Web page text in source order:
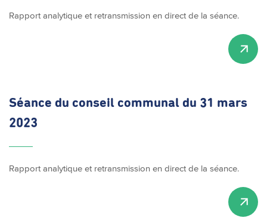
Rapport analytique et retransmission en direct de la séance.
Séance du conseil communal du 31 mars
2023
Rapport analytique et retransmission en direct de la séance.